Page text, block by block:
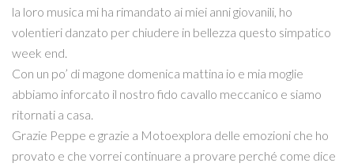
la loro musica mi ha rimandato ai miei anni giovanili, ho
volentieri danzato per chiudere in bellezza questo simpatico
week end.
Con un po’ di magone domenica mattina io e mia moglie
abbiamo inforcato il nostro fido cavallo meccanico e siamo
ritornati a casa.
Grazie Peppe e grazie a Motoexplora delle emozioni che ho
provato e che vorrei continuare a provare perché come dice